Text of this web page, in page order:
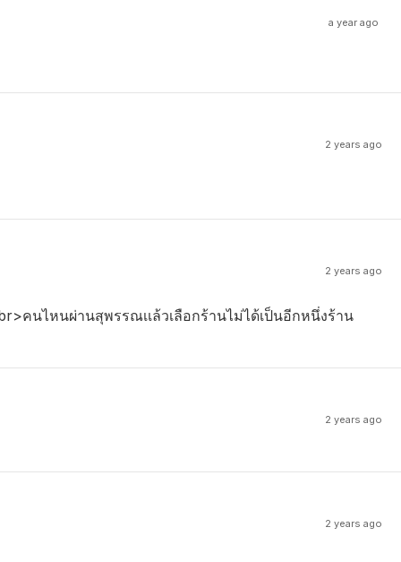
a year ago
2 years ago
2 years ago
คนไหนผ่านสุพรรณเเล้วเลือกร้านไม่ได้เป็นอีกหนึ่งร้าน
2 years ago
2 years ago